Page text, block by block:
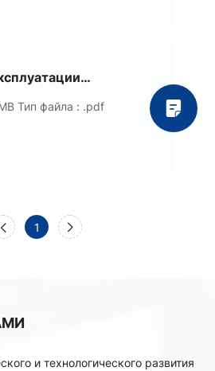
G600
Тип файла : .pdf
1
и технологического развития